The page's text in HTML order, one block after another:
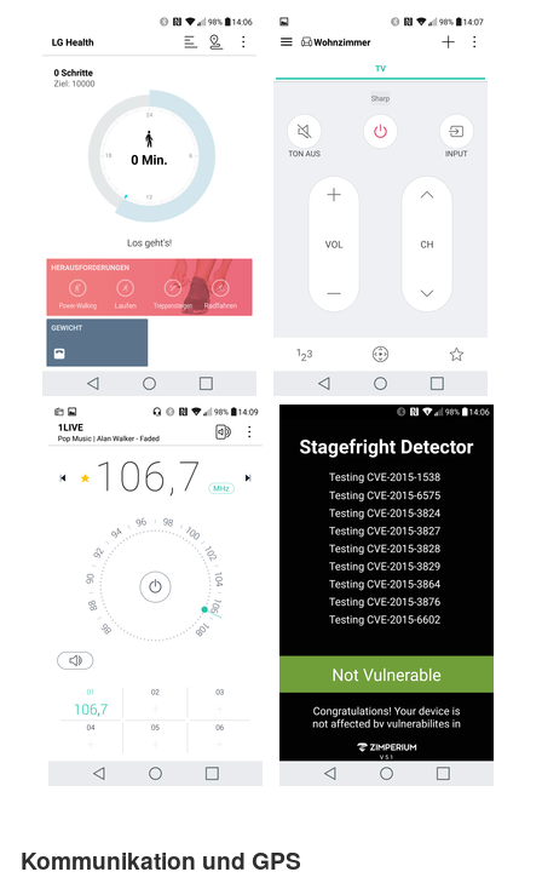
Kommunikation und GPS